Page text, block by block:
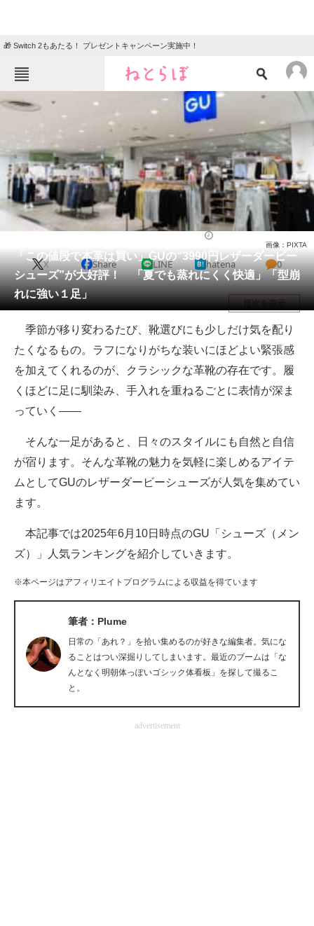
🎁 Switch 2もあたる！ プレゼントキャンペーン実施中！
ニュース
クイズ
グルメ 地域
住まい 教育・育児
リサーチ
会員記事
メディア
注目記事を集めた総合ページ
ITの今と未来を見通す
スマホと通信の最新トレンド
ビジネスと働き方のヒント
経営リーダーのコミュニティ
マーケ×ITの今がよく分かる
ITエンジニア向け専門サイト
企業向けIT製品の総合サイト
IT製品の技術・比較・事例
製造業のIT導入・活用を支援
「この値段で本革は買い」GUの“3990円レザーダービー
シューズ”が大好評！ 「夏でも蒸れにくく快適」「型崩
れに強い１足」
画像：PIXTA
X Share LINE hatena 0
目次を表示
季節が移り変わるたび、靴選びにも少しだけ気を配り
たくなるもの。ラフになりがちな装いにほどよい緊張感
を加えてくれるのが、クラシックな革靴の存在です。履
くほどに足に馴染み、手入れを重ねるごとに表情が深ま
っていく――
そんな一足があると、日々のスタイルにも自然と自信
が宿ります。そんな革靴の魅力を気軽に楽しめるアイテ
ムとしてGUのレザーダービーシューズが人気を集めてい
ます。
本記事では2025年6月10日時点のGU「シューズ（メン
ズ）」人気ランキングを紹介していきます。
※本ページはアフィリエイトプログラムによる収益を得ています
筆者：Plume
日常の「あれ？」を拾い集めるのが好きな編集者。気にな
ることはつい深掘りしてしまいます。最近のブームは「な
んとなく明朝体っぽいゴシック体看板」を探して撮るこ
と。
advertisement